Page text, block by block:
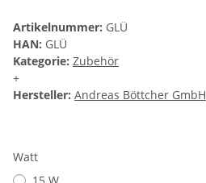
Artikelnummer: GLÜ
HAN: GLÜ
Kategorie: Zubehör
+
Hersteller: Andreas Böttcher GmbH
Watt